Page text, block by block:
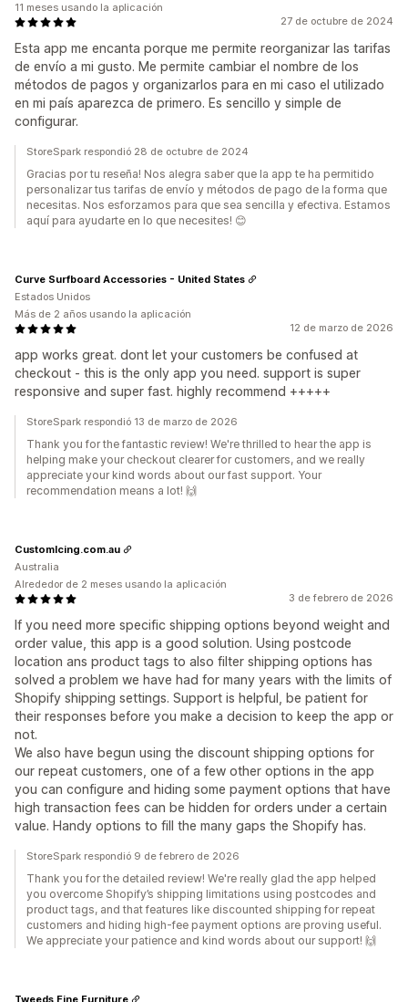
27 de octubre de 2024
Esta app me encanta porque me permite reorganizar las tarifas
de envío a mi gusto. Me permite cambiar el nombre de los
métodos de pagos y organizarlos para en mi caso el utilizado
en mi país aparezca de primero. Es sencillo y simple de
configurar.
11 meses usando la aplicación
StoreSpark respondió 28 de octubre de 2024
Gracias por tu reseña! Nos alegra saber que la app te ha permitido
personalizar tus tarifas de envío y métodos de pago de la forma que
necesitas. Nos esforzamos para que sea sencilla y efectiva. Estamos
aquí para ayudarte en lo que necesites! 😊
12 de marzo de 2026
app works great. dont let your customers be confused at
checkout - this is the only app you need. support is super
responsive and super fast. highly recommend +++++
Curve Surfboard Accessories - United States
Estados Unidos
Más de 2 años usando la aplicación
StoreSpark respondió 13 de marzo de 2026
Thank you for the fantastic review! We're thrilled to hear the app is
helping make your checkout clearer for customers, and we really
appreciate your kind words about our fast support. Your
recommendation means a lot! 🙌
3 de febrero de 2026
If you need more specific shipping options beyond weight and
order value, this app is a good solution. Using postcode
location ans product tags to also filter shipping options has
solved a problem we have had for many years with the limits of
Shopify shipping settings. Support is helpful, be patient for
their responses before you make a decision to keep the app or
not.
We also have begun using the discount shipping options for
our repeat customers, one of a few other options in the app
you can configure and hiding some payment options that have
high transaction fees can be hidden for orders under a certain
value. Handy options to fill the many gaps the Shopify has.
CustomIcing.com.au
Australia
Alrededor de 2 meses usando la aplicación
StoreSpark respondió 9 de febrero de 2026
Thank you for the detailed review! We're really glad the app helped
you overcome Shopify’s shipping limitations using postcodes and
product tags, and that features like discounted shipping for repeat
customers and hiding high-fee payment options are proving useful.
We appreciate your patience and kind words about our support! 🙌
Tweeds Fine Furniture